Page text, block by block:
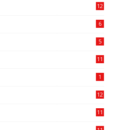
12
6
5
11
1
12
11